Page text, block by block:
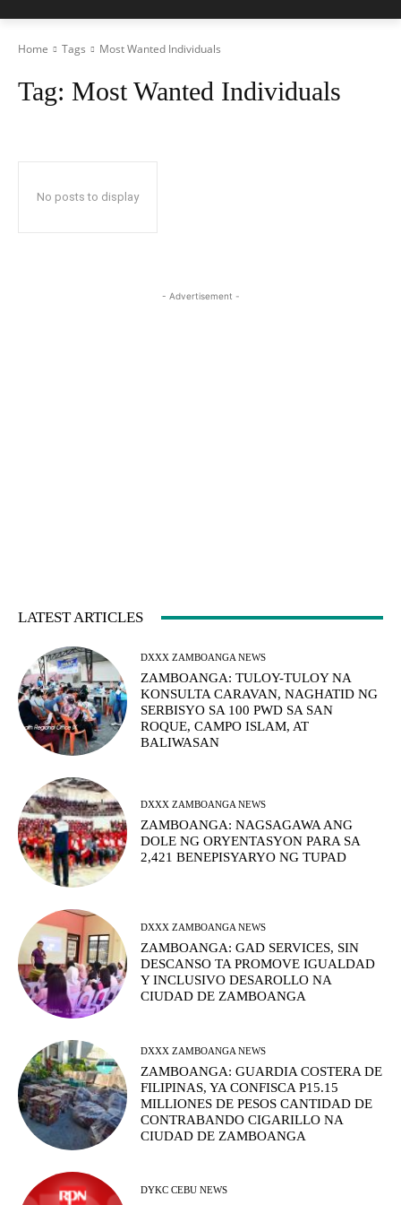
Home Tags Most Wanted Individuals
Tag: Most Wanted Individuals
No posts to display
- Advertisement -
LATEST ARTICLES
DXXX ZAMBOANGA NEWS
ZAMBOANGA: TULOY-TULOY NA
KONSULTA CARAVAN, NAGHATID NG
SERBISYO SA 100 PWD SA SAN
ROQUE, CAMPO ISLAM, AT
BALIWASAN
DXXX ZAMBOANGA NEWS
ZAMBOANGA: NAGSAGAWA ANG
DOLE NG ORYENTASYON PARA SA
2,421 BENEPISYARYO NG TUPAD
DXXX ZAMBOANGA NEWS
ZAMBOANGA: GAD SERVICES, SIN
DESCANSO TA PROMOVE IGUALDAD
Y INCLUSIVO DESAROLLO NA
CIUDAD DE ZAMBOANGA
DXXX ZAMBOANGA NEWS
ZAMBOANGA: GUARDIA COSTERA DE
FILIPINAS, YA CONFISCA P15.15
MILLIONES DE PESOS CANTIDAD DE
CONTRABANDO CIGARILLO NA
CIUDAD DE ZAMBOANGA
DYKC CEBU NEWS